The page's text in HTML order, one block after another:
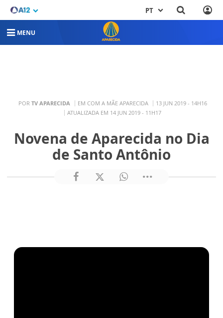
PT
MENU
POR TV APARECIDA EM COM A MÃE APARECIDA
13 JUN 2019 - 14H16
ATUALIZADA EM 14 JUN 2019 - 11H17
Novena de Aparecida no Dia
de Santo Antônio